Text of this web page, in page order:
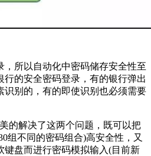
，所以自动化中密码储存安全性至
行的安全密码登录，有的银行弹出
识别的，有的即使识别也必须需要
的解决了这两个问题，既可以把
组不同的密码组合)高安全性，又
键盘而进行密码模拟输入(目前新